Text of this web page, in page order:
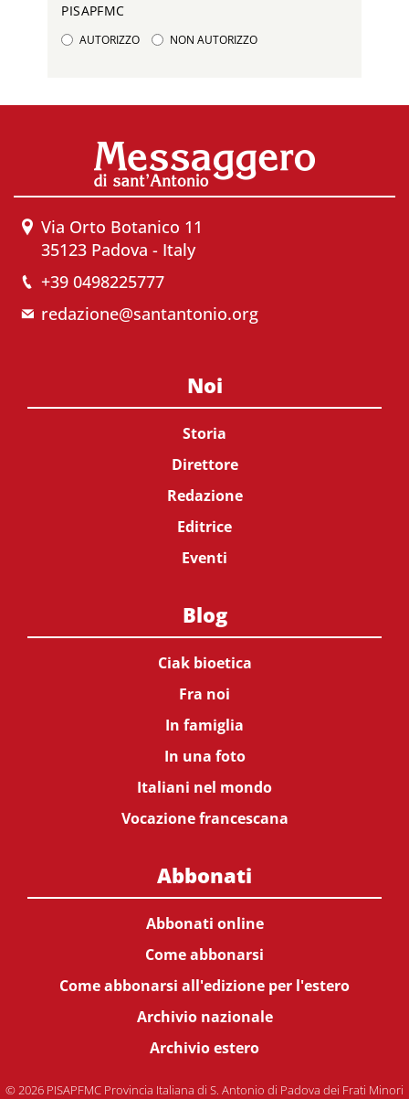
PISAPFMC
AUTORIZZO NON AUTORIZZO
Via Orto Botanico 11
35123 Padova - Italy
+39 0498225777
redazione@santantonio.org
Noi
Storia
Direttore
Redazione
Editrice
Eventi
Blog
Ciak bioetica
Fra noi
In famiglia
In una foto
Italiani nel mondo
Vocazione francescana
Abbonati
Abbonati online
Come abbonarsi
Come abbonarsi all'edizione per l'estero
Archivio nazionale
Archivio estero
© 2026 PISAPFMC Provincia Italiana di S. Antonio di Padova dei Frati Minori